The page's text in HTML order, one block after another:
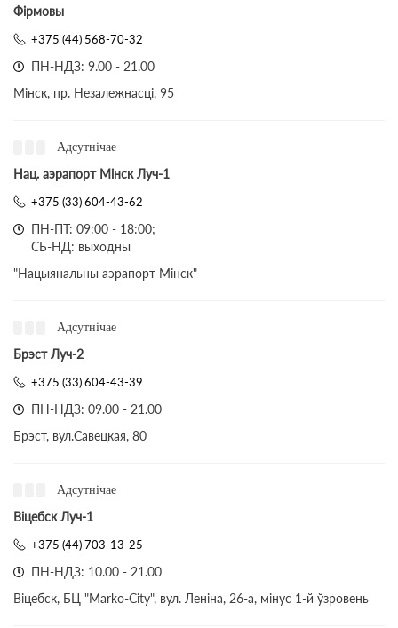
Фірмовы
+375 (44) 568-70-32
ПН-НДЗ: 9.00 - 21.00
Мінск, пр. Незалежнасці, 95
Адсутнічае
Нац. аэрапорт Мінск Луч-1
+375 (33) 604-43-62
ПН-ПТ: 09:00 - 18:00;
СБ-НД: выходны
"Нацыянальны аэрапорт Мінск"
Адсутнічае
Брэст Луч-2
+375 (33) 604-43-39
ПН-НДЗ: 09.00 - 21.00
Брэст, вул.Савецкая, 80
Адсутнічае
Віцебск Луч-1
+375 (44) 703-13-25
ПН-НДЗ: 10.00 - 21.00
Віцебск, БЦ "Marko-City", вул. Леніна, 26-а, мінус 1-й ўзровень